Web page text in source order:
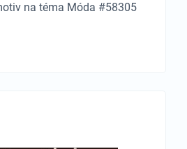
na téma Móda #58305